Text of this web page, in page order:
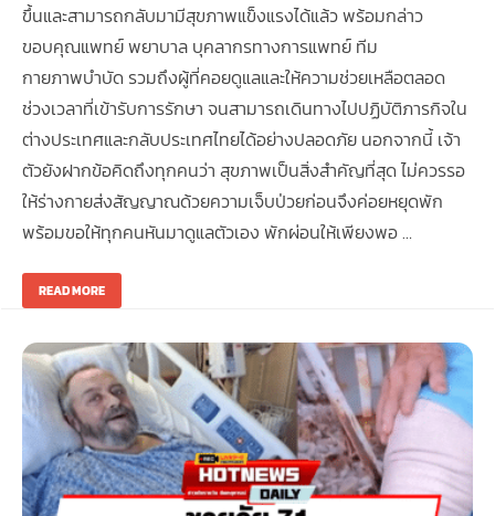
ขึ้นและสามารถกลับมามีสุขภาพแข็งแรงได้แล้ว พร้อมกล่าว
ขอบคุณแพทย์ พยาบาล บุคลากรทางการแพทย์ ทีม
กายภาพบำบัด รวมถึงผู้ที่คอยดูแลและให้ความช่วยเหลือตลอด
ช่วงเวลาที่เข้ารับการรักษา จนสามารถเดินทางไปปฏิบัติภารกิจใน
ต่างประเทศและกลับประเทศไทยได้อย่างปลอดภัย นอกจากนี้ เจ้า
ตัวยังฝากข้อคิดถึงทุกคนว่า สุขภาพเป็นสิ่งสำคัญที่สุด ไม่ควรรอ
ให้ร่างกายส่งสัญญาณด้วยความเจ็บป่วยก่อนจึงค่อยหยุดพัก
พร้อมขอให้ทุกคนหันมาดูแลตัวเอง พักผ่อนให้เพียงพอ …
READ MORE